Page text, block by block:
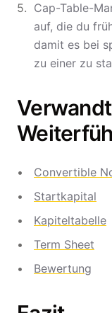
Cap-Table-
auf, die du
damit es bei
zu einer zu
Convertible
Startkapital
Kapiteltabelle
Term Sheet
Bewertung